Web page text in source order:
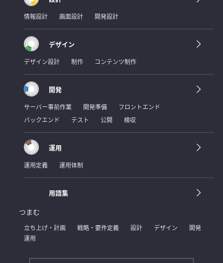
情報設計 画面設計 開発設計
デザイン
デザイン設計 制作 コンテンツ制作
開発
サーバー事前作業 開発準備
フロントエンド
バックエンド
テスト 公開 検収
運用
運用定義 運用体制
用語集
つまむ
立ち上げ・計画 戦略・要件定義 設計 デザイン
開発
運用